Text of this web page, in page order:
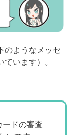
のようなメッセ
います）。
ドの審査